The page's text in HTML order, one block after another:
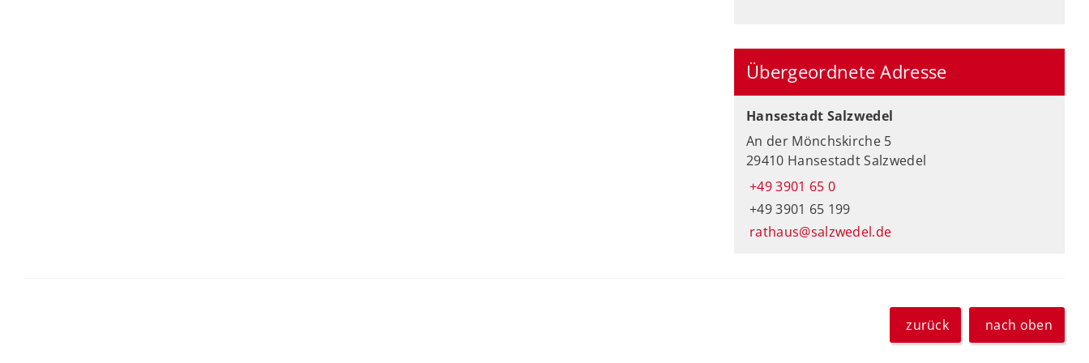
Übergeordnete Adresse
Hansestadt Salzwedel
An der Mönchskirche 5
29410 Hansestadt Salzwedel
+49 3901 65 0
+49 3901 65 199
rathaus@salzwedel.de
zurück nach oben